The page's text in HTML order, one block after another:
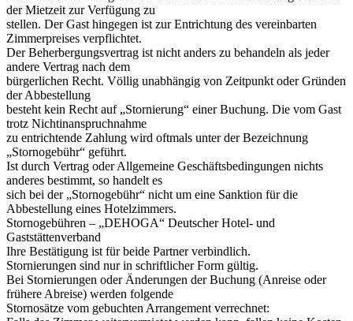
der Mietzeit zur Verfügung zu
stellen. Der Gast hingegen ist zur Entrichtung des vereinbarten
Zimmerpreises verpflichtet.
Der Beherbergungsvertrag ist nicht anders zu behandeln als jeder
andere Vertrag nach dem
bürgerlichen Recht. Völlig unabhängig von Zeitpunkt oder Gründen
der Abbestellung
besteht kein Recht auf „Stornierung“ einer Buchung. Die vom Gast
trotz Nichtinanspruchnahme
zu entrichtende Zahlung wird oftmals unter der Bezeichnung
„Stornogebühr“ geführt.
Ist durch Vertrag oder Allgemeine Geschäftsbedingungen nichts
anderes bestimmt, so handelt es
sich bei der „Stornogebühr“ nicht um eine Sanktion für die
Abbestellung eines Hotelzimmers.
Stornogebühren – „DEHOGA“ Deutscher Hotel- und
Gaststättenverband
Ihre Bestätigung ist für beide Partner verbindlich.
Stornierungen sind nur in schriftlicher Form gültig.
Bei Stornierungen oder Änderungen der Buchung (Anreise oder
frühere Abreise) werden folgende
Stornosätze vom gebuchten Arrangement verrechnet: